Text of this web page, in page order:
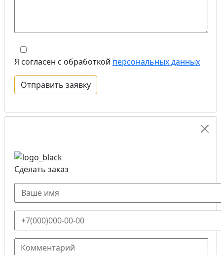
Я согласен с обработкой персональных данных
Сделать заказ